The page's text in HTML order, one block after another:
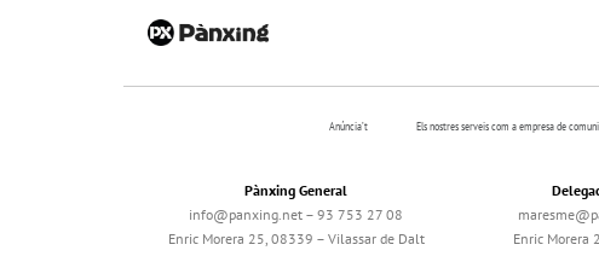
Anúncia’t Els nostres serveis com a empresa de
Pànxing General
info@panxing.net – 93 753 27 08
Enric Morera 25, 08339 – Vilassar de Dalt
Enric Morera